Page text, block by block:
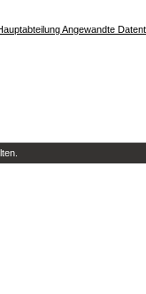
Angewandte